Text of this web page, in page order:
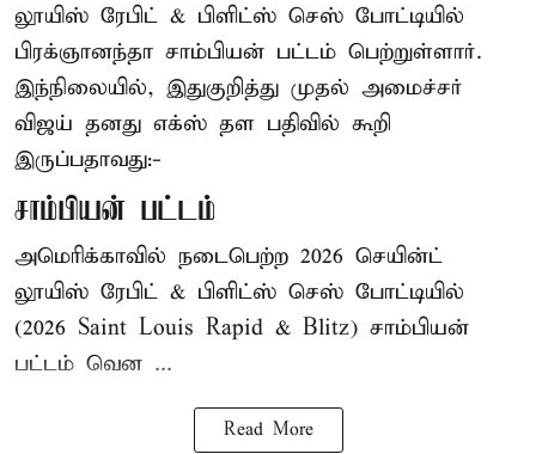
லூயிஸ் ரேபிட் & பிளிட்ஸ் செஸ் போட்டியில்
பிரக்ஞானந்தா சாம்பியன் பட்டம் பெற்றுள்ளார்.
இந்நிலையில், இதுகுறித்து முதல் அமைச்சர்
விஜய் தனது எக்ஸ் தள பதிவில் கூறி
இருப்பதாவது:-
சாம்பியன் பட்டம்
அமெரிக்காவில் நடைபெற்ற 2026 செயின்ட்
லூயிஸ் ரேபிட் & பிளிட்ஸ் செஸ் போட்டியில்
(2026 Saint Louis Rapid & Blitz) சாம்பியன்
பட்டம் வென ...
Read More